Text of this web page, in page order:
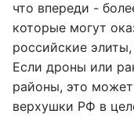
что впереди -
которые могут
российские
Если дроны или
районы, это
верхушки РФ в